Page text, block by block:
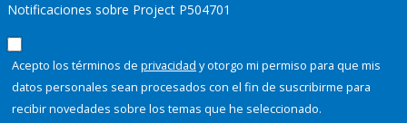
Notificaciones sobre Project P504701
Acepto los términos de privacidad y otorgo mi permiso para que mis
datos personales sean procesados con el fin de suscribirme para
recibir novedades sobre los temas que he seleccionado.